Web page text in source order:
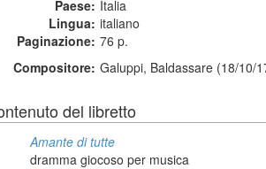
Paese: Italia
Lingua: italiano
Paginazione: 76 p.
Compositore: Galuppi, Baldassare (18/10/
del libretto
Amante di tutte
dramma giocoso per musica